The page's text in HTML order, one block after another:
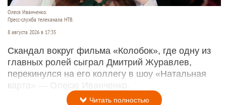
Олеся Иванченко.
Пресс-служба телеканала НТВ.
8 августа 2026 в 17:35
Скандал вокруг фильма «Колобок», где одну из
главных ролей сыграл Дмитрий Журавлев,
перекинулся на его коллегу в шоу «Натальная
карта» — Олесю Иванченко.
Читать полностью